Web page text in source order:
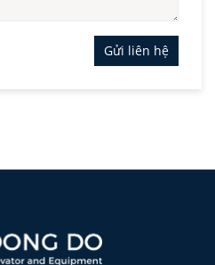
Gửi liên hệ